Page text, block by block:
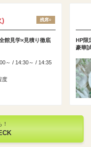
) 残席○
館見学×見積り徹底
～ / 14:30～ / 14:35
度
HP限
豪華